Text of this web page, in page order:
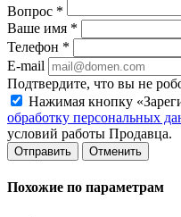
Вопрос *
Ваше имя *
Телефон *
E-mail
Подтвердите, что вы не
Нажимая кнопку
обработку персональных
условий работы Продавца.
Отменить
Похожие по параметрам